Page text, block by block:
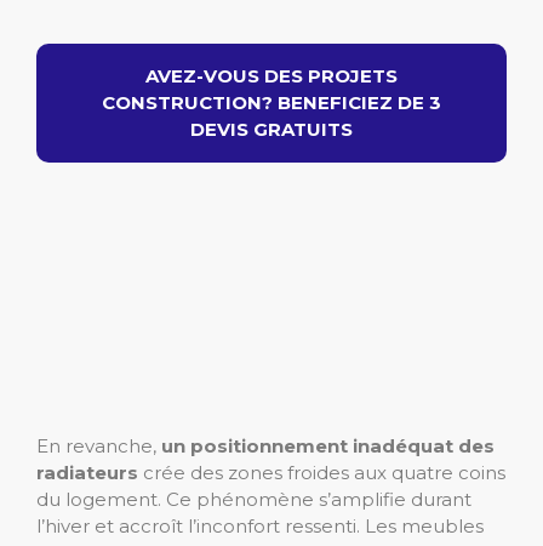
AVEZ-VOUS DES PROJETS
CONSTRUCTION? BENEFICIEZ DE 3
DEVIS GRATUITS
En revanche, un positionnement inadéquat des
radiateurs crée des zones froides aux quatre coins
du logement. Ce phénomène s’amplifie durant
l’hiver et accroît l’inconfort ressenti. Les meubles